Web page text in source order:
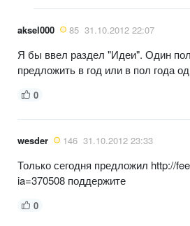
aksel000 85 31.10.2012 22:07
Я бы ввел раздел "Идеи". Один
предложить в год или в пол года
0
wesder 146 31.10.2012 23:33
Только сегодня предложил http://
ia=370508 поддержите
0